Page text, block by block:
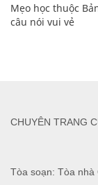
Mẹo học thuộc
câu nói vui vẻ
Tòa soạn: Tòa nhà
CHUYÊN TRANG